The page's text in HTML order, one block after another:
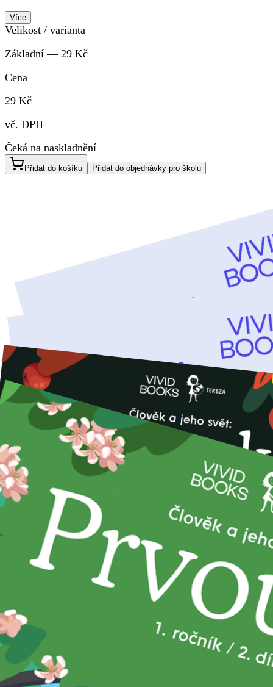
Více
Velikost / varianta
Základní — 29 Kč
Cena
29 Kč
vč. DPH
Čeká na naskladnění
Přidat do košíku Přidat do objednávky pro školu
Tento titul si můžete pořídit ve zvýhodněném
balíčku:Balíček prvňáčka: 11 titulů
651,00 Kč 599,00 Kčcena balíčku Přidat do objednávky
Více o akci